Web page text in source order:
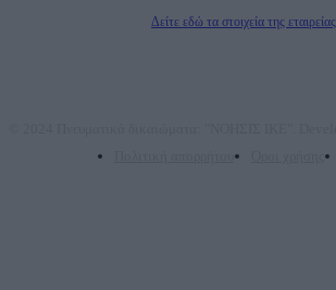
Δείτε εδώ τα στοιχεία της εταιρείας